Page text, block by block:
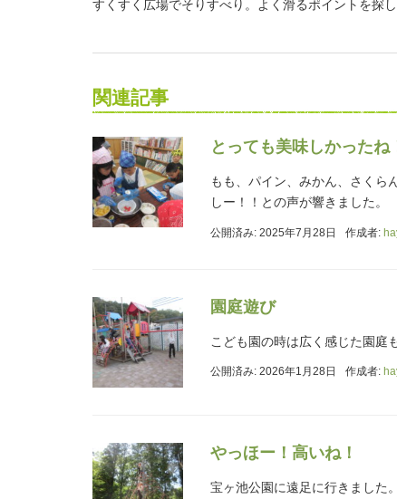
すくすく広場でそりすべり。よく滑るポイントを探
関連記事
とっても美味しかったね
もも、パイン、みかん、さくら
しー！！との声が響きました。
公開済み: 2025年7月28日 作成者:
園庭遊び
こども園の時は広く感じた園庭
公開済み: 2026年1月28日 作成者:
やっほー！高いね！
宝ヶ池公園に遠足に行きました